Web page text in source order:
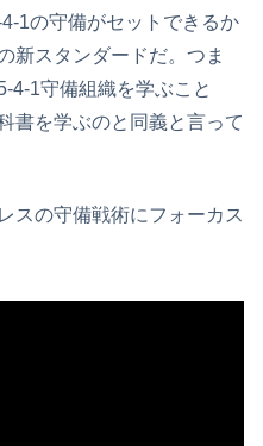
1の守備がセットできるか
新スタンダードだ。つま
4-1守備組織を学ぶこと
書を学ぶのと同義と言って
スの守備戦術にフォーカス